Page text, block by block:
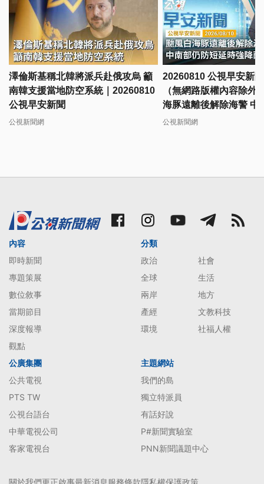
澤倫斯基稱北韓將派兵赴俄攻烏 籲
南韓支援當地防空系統｜20260810
公視早安新聞
公視新聞網
20260810 公視早安新聞 完整版
（無網路版權內容除外
海豚遠離後解除海警 中
延時強降雨
公視新聞網
內容
即時新聞
專題策展
數位敘事
當期節目
深度報導
觀點
分類
政治
社會
全球
生活
兩岸
地方
產經
文教科技
環境
社福人權
公廣集團
公共電視
PTS TW
公視台語台
中華電視公司
客家電視台
主題網站
我們的島
獨立特派員
有話好說
P#新聞實驗室
PNN新聞議題中心
關於我們更正啟事最新消息 服務條款隱私權保護政策